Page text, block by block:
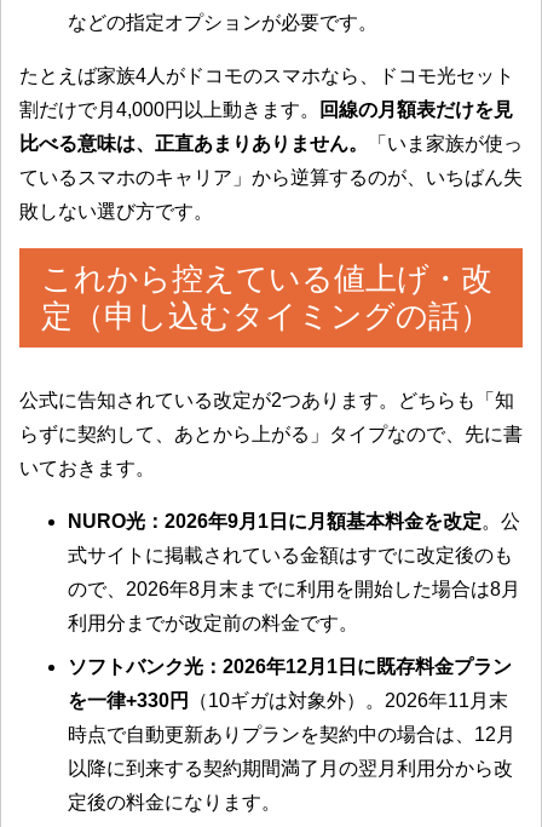
などの指定オプションが必要です。
たとえば家族4人がドコモのスマホなら、ドコモ光セット
割だけで月4,000円以上動きます。
回線の月額表だけを見
比べる意味は、正直あまりありません。
「いま家族が使っ
ているスマホのキャリア」から逆算するのが、いちばん失
敗しない選び方です。
これから控えている値上げ・改
定（申し込むタイミングの話）
公式に告知されている改定が2つあります。どちらも「知
らずに契約して、あとから上がる」タイプなので、先に書
いておきます。
NURO光：2026年9月1日に月額基本料金を改定。公
式サイトに掲載されている金額はすでに改定後のも
ので、2026年8月末までに利用を開始した場合は8月
利用分までが改定前の料金です。
ソフトバンク光：2026年12月1日に既存料金プラン
を一律+330円
（10ギガは対象外）。2026年11月末
時点で自動更新ありプランを契約中の場合は、12月
以降に到来する契約期間満了月の翌月利用分から改
定後の料金になります。